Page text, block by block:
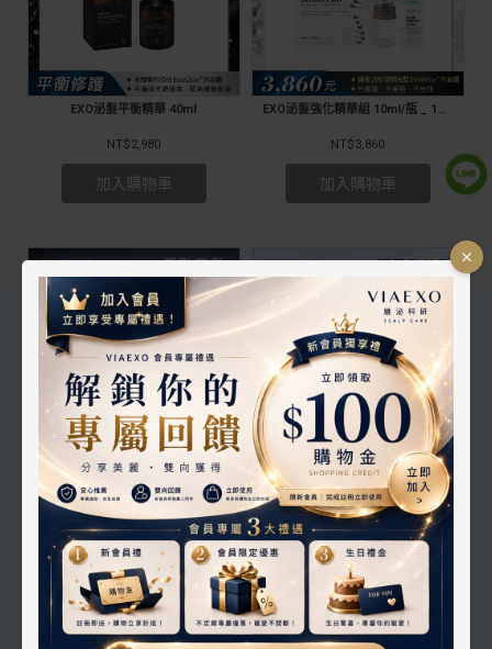
EXO泌髮平衡精華 40ml
NT$2,980
加入購物車
EXO泌髮強化精華組 10ml/瓶 _ 1入組
NT$3,860
加入購物車
EXO泌髮極萃防護精華 40ml
NT$2,980
加入購物車
EXO泌髮滾珠瓶套組 10ml/瓶
NT$2,880
加入購物車